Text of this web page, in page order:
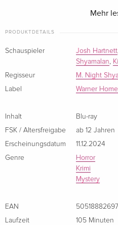
Französisch
Limited Edition, Steelbook, 4K Ultra
Französisch
4K Ultra HD + Blu-ray
Italienisch
Limited Edition, Steelbook, 4K Ultra
Mehr
PRODUKTDETAILS
Schauspieler Josh Hartnett
Shyamalan,
Regisseur
M. Night
Label
Warner
Inhalt
Blu-ray
FSK / Altersfreigabe
ab 12 Jahren
Erscheinungsdatum
11.12.2024
Genre
Horror
Krimi
Mystery
EAN
Laufzeit
105 Minuten